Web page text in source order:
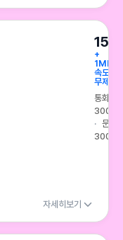
+
1Mbps
속도
무제한
통화
300분
문자
300건
자세히보기